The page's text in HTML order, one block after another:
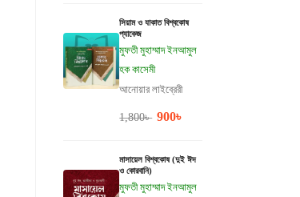
সিয়াম ও যাকাত বিশ্বকোষ
প্যাকেজ
মুফতী মুহাম্মাদ ইনআমুল
হক কাসেমী
আনোয়ার লাইব্রেরী
1,800৳ 900৳
মাসায়েল বিশ্বকোষ (দুই ঈদ
ও কোরবানি)
মুফতী মুহাম্মাদ ইনআমুল